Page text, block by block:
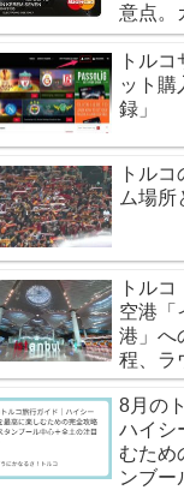
KADİR HAS
意点。
タシュ
トル
ット購
録」
トル
ム場所
トル
空港「
港」へ
程、ラ
8月の
ハイシ
むため
ンブー